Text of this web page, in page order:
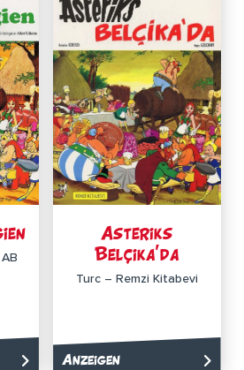
Asteriks
Belçika’da
Turc – Remzi Kitabevi
Anzeigen